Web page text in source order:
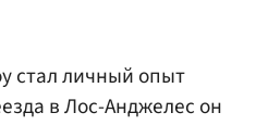
стал личный опыт
в Лос-Анджелес он